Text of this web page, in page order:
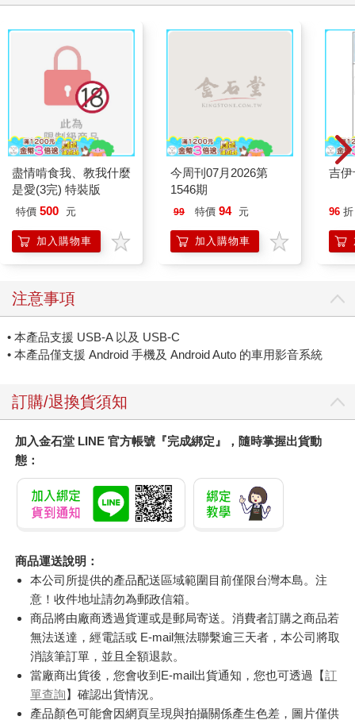
盡情啃食我、教我什麼
是愛(3完) 特裝版
特價 500 元
加入購物車
今周刊07月2026第
1546期
99 特價 94 元
加入購物車
吉
96 折
注意事項
• 本產品支援 USB-A 以及 USB-C
• 本產品僅支援 Android 手機及 Android Auto 的車用影音系統
訂購/退換貨須知
加入金石堂 LINE 官方帳號『完成綁定』，隨時掌握出貨動
態：
商品運送說明：
本公司所提供的產品配送區域範圍目前僅限台灣本島。注
意！收件地址請勿為郵政信箱。
商品將由廠商透過貨運或是郵局寄送。消費者訂購之商品若
無法送達，經電話或 E-mail無法聯繫逾三天者，本公司將取
消該筆訂單，並且全額退款。
當廠商出貨後，您會收到E-mail出貨通知，您也可透過【訂
單查詢】確認出貨情況。
產品顏色可能會因網頁呈現與拍攝關係產生色差，圖片僅供